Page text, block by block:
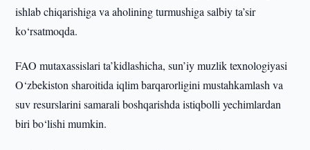
ishlab chiqarishiga va aholining turmushiga salbiy ta’sir
ko‘rsatmoqda.
FAO mutaxassislari ta’kidlashicha, sun’iy muzlik texnologiyasi
O‘zbekiston sharoitida iqlim barqarorligini mustahkamlash va
suv resurslarini samarali boshqarishda istiqbolli yechimlardan
biri bo‘lishi mumkin.